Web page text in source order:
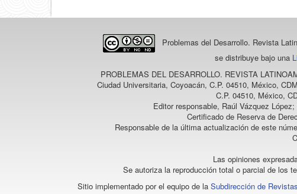
Problemas del Desarrollo. Revista
se distribuye bajo una
PROBLEMAS DEL DESARROLLO. REVISTA
Ciudad Universitaria, Coyoacán, C.P. 04510, México,
C.P. 04510, México,
Editor responsable, Raúl Vázquez
Certificado de Reserva de
Responsable de la última actualización de este
Las opiniones
Se autoriza la reproducción total o parcial de los
Sitio implementado por el equipo de la Subdirección de